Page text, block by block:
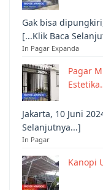
Gak bisa
[...Klik Baca
In Pagar Expanda
Pagar
Jakarta, 10 Juni
Selanjutnya...]
In Pagar
Kanopi